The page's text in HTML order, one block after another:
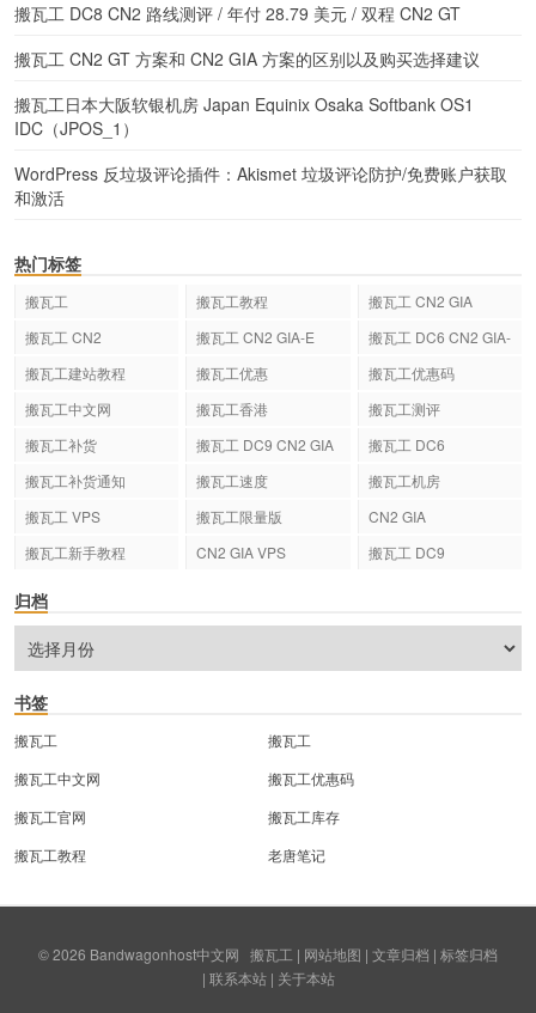
搬瓦工 DC8 CN2 路线测评 / 年付 28.79 美元 / 双程 CN2 GT
搬瓦工 CN2 GT 方案和 CN2 GIA 方案的区别以及购买选择建议
搬瓦工日本大阪软银机房 Japan Equinix Osaka Softbank OS1
IDC（JPOS_1）
WordPress 反垃圾评论插件：Akismet 垃圾评论防护/免费账户获取
和激活
热门标签
搬瓦工 搬瓦工教程
搬瓦工 CN2 GIA
搬瓦工 CN2
搬瓦工 CN2 GIA-E
搬瓦工 DC6 CN2 GIA-
搬瓦工建站教程 搬瓦工优惠
搬瓦工优惠码
搬瓦工中文网
搬瓦工香港
搬瓦工测评
搬瓦工补货
搬瓦工 DC9 CN2 GIA
搬瓦工 DC6
搬瓦工补货通知
搬瓦工速度
搬瓦工机房
搬瓦工 VPS
搬瓦工限量版
CN2 GIA
搬瓦工新手教程
CN2 GIA VPS 搬瓦工 DC9
归档
书签
搬瓦工
搬瓦工
搬瓦工中文网
搬瓦工优惠码
搬瓦工官网
搬瓦工库存
搬瓦工教程
老唐笔记
© 2026 Bandwagonhost中文网 搬瓦工 | 网站地图 | 文章归档 | 标签归档
| 联系本站| 关于本站